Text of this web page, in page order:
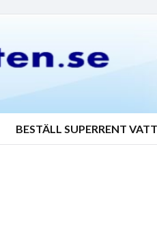
BESTÄLL SUPERRENT